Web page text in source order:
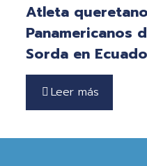
Atleta
Panamericanos
Sorda en
Leer más